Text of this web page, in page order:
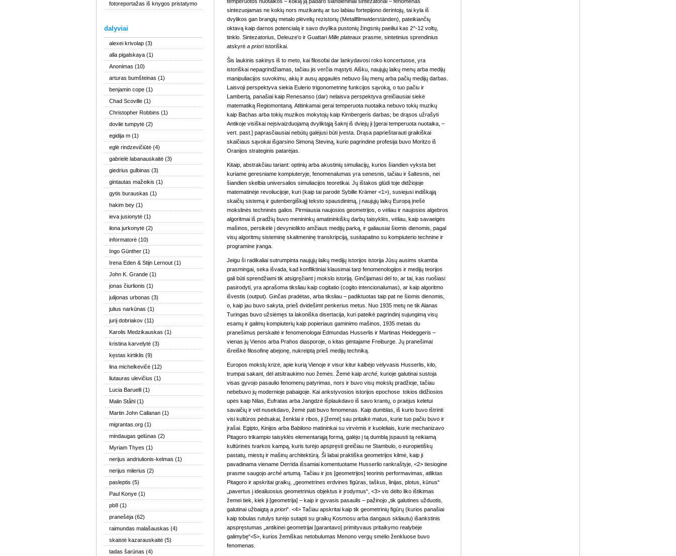
fotoreportažas iš knygos pristatymo
dalyviai
alexei krivolap (3)
alla pigalskaya (1)
Anonimas (10)
arturas bumšteinas (1)
benjamin cope (1)
Chad Scoville (1)
Christopher Robbins (1)
dovilė tumpytė (2)
egidija m (1)
eglė rindzevičiūtė (4)
gabrielė labanauskaitė (3)
giedrius gulbinas (3)
gintautas mažeikis (1)
gytis burauskas (1)
hakim bey (1)
ieva jusionytė (1)
ilona jurkonytė (2)
informatorė (10)
Ingo Günther (1)
Irena Eden & Stijn Lernout (1)
John K. Grande (1)
jonas čiurlionis (1)
julijonas urbonas (3)
julius narkūnas (1)
jurij dobriakov (11)
Karolis Medzikauskas (1)
kristina karvelytė (3)
kęstas kirtiklis (9)
lina michelkevičė (12)
liutauras ulevičius (1)
Lucia Baruelli (1)
Malin Ståhl (1)
Martin John Callanan (1)
migrantas.org (1)
mindaugas gelūnas (2)
Myriam Thyes (1)
nerijus andriulionis-kelmas (1)
nerijus milerius (2)
pasleptis (5)
Paul Konye (1)
pb8 (1)
pranešėja (62)
raimundas malašauskas (4)
skaistė kazarauskaitė (5)
tadas šarūnas (4)
sintezuojamas ne kokių nors muzikantų ar tuo labiau fortepijono derintojų, tai kyla iš
dvylikos gan brangių metalo plėvelių rezistorių (Metallfilmwiderständen), pateikiančių
oktavą kaip darnos potencialą ir savo dvylika pustonių žingsnių paeiliui kas 2^-12 voltų,
tinklo. Sintezatorius, Deleuze‘o ir Guattari Mille plateaux prasme, sintetinius sprendinius
atskyrė a prioriistoriškai.
Šis laukinis sakinys iš to meto, kai filosofai dar lankydavosi roko koncertuose, yra
istoriškai nepagrindžiamas, tačiau jis verčia mąstyti. Aišku, naujųjų laikų menų arba medijų
manipuliacijos suvokimu, akių ir ausų apgaulės nebuvo šių menų arba pačių medijų darbas.
Laisvoji perspektyva siekia Eulerio trigonometrinę funkcijos sąvoką, o tuo pačiu ir
Lambertą, panašiai kaip Renesanso (dar) nelaisva perspektyva greičiausiai siekė
matematiką Regiomontaną. Atitinkamai gerai temperuota nuotaika nebuvo tokių muzikų
kaip Bachas arba tokių muzikos mokytojų kaip Kirnbergeris darbas; be drąsos užrašyti
Antikoje visiškai neįsivaizduojamą dvyliktąją šaknį iš dviejų ji [gerai temperuota nuotaika, –
vert. past.] paprasčiausiai nebūtų galėjusi būti įvesta. Drąsa paprieštarauti graikiškai
skaičiaus sąvokai išgarsino Simoną Steviną, kurio pagrindinė profesija buvo Moritzo iš
Oranijos strateginis patarėjas.
Kitaip, abstrakčiau tariant: optinių arba akustinių simuliacijų, kurios šiandien vyksta bet
kuriame geresniame kompiuteryje, fenomenalumas yra senesnis, tačiau ir šaltesnis, nei
šiandien skelbia universalios simuliacijos teoretikai. Jų ištakos glūdi toje didžiojoje
matematinėje revoliucijoje, kuri (kaip tai parodė Sybille Krämer <1>), susiejusi indiškąją
skaičių sistemą ir gutenbergiškąjį teksto spausdinimą, į naujųjų laikų Europą įnešė
mokslinės techninės galios. Pirmiausia naujosios geometrijos, o vėliau ir naujosios algebros
algoritmai iš pradžių buvo menininkų amatininkiškų darbų taisyklės, vėliau, kaip savaeigės
mašinos, persikėlė į devyniolikto amžiaus medijų parką, ir galiausiai šiomis dienomis, pagal
visų algoritmų sisteminę skaitmeninę transkripciją, susitapatino su kompiuterio technine ir
programine įranga.
Jeigu ši radikaliai sutrumpinta naujųjų laikų medijų istorijos istorija Jūsų ausims skamba
prasmingai, seka išvada, kad konfliktiniai klausimai tarp fenomenologijos ir medijų teorijos
gali būti sprendžiami tik atsigręžiant į mokslo istoriją. Ginčijamasi dėl to, ar tai, kas ruošiasi
pasirodyti, yra aprašoma tiksliau kaip cogitatio (cogito intencionalumas), ar kaip algoritmo
išvestis (output). Ginčas pradėtas, arba tiksliau – padiktuotas taip pat ne šiomis dienomis,
o, kaip jau buvo sakyta, prieš dvidešimt penkerius metus. Nuo 1935 metų ne tik Alanas
Turingas buvo užsiėmęs ta lakoniška disertacija, kuri pateikė pagrindinį sujungimą visų
esamų ir galimų kompiuterių kaip popieriaus gaminimo mašinos, 1935 metais du
pranešimus perskaitė ir fenomenologai Edmundas Husserlis ir Martinas Heideggeris –
vienas jų Vienos arba Prahos diasporoje, o kitas gimtajame Freiburge. Jų pranešimai
išreiškė filosofinę abejonę, nukreiptą prieš medijų techniką.
Europos mokslų krizė, apie kurią Vienoje ir visur kitur kalbėjo vėlyvasis Husserlis, kilo,
trumpai sakant, dėl atsitraukimo nuo žemės. Žemė kaip arché, kurioje galutinai sustoja
visas gyvojo pasaulio fenomenų patyrimas, nors ir buvo visų mokslų pradžioje, tačiau
nebebuvo jų modernioje pabaigoje. Kai ankstyvosios istorijos epochose tokios didžiosios
upės kaip Nilas, Eufratas arba Jangdzė išplaukdavo iš savo krantų, o praėjus keletui
savaičių ir vėl nusekdavo, žemė pati buvo fenomenas. Kaip dumblas, iš kurio buvo ištrinti
visi kultūros pėdsakai, ženklai ir ribos, ji [žemė] sau pritaikė matus, kurie tuo pačiu buvo ir
įrašai. Egipto, Kinijos arba Babilono matininkai su virvėmis ir kuoleliais, kurie mechanizavo
Pitagoro trikampio taisyklės elementariąją formą, galėjo į tą dumblą įspausti tą reikiamą
kultūrinės tvarkos kampą, kuris turėjo apspręsti greičiau ne Stambulo, o europietiškų
pastatų, miestų ir mašinų architektūrą. Ši labai praktiška geometrijos kilmė, kaip ji
pavadinama viename Derrida išsamiai komentuotame Husserlio rankraštyje, <2> tiesiogine
prasme saugojo arché artumą. Tačiau ir jos [geometrijos] teorinis performavimas, atliktas
Pitagoro ir apskritai graikų, „geometrines erdvines figūras, taškus, linijas, plotus, kūnus“
„pavertus į idealiuosius geometrinius objektus ir įrodymus“, <3> vis dėlto liko ištikimas
žemei tiek, kiek ji [geometrija] – kaip ir gyvasis pasaulis – pažinojo „tik galutines užduotis,
galutinai užbaigtą a priori“. <4> Tačiau apskritai kaip tik geometrinių figūrų (kurios panašiai
kaip tobulas rutulys turėjo sutapti su graikų Kosmosu arba dangaus skliautu) išankstinis
apspręstumas „antikinei geometrijai [garantavo] primityvaus pritaikymo realybėje
galimybę“<5>, kurios žemiškas netobulumas Menono vergų smėlio ženkluose buvo
fenomenas.